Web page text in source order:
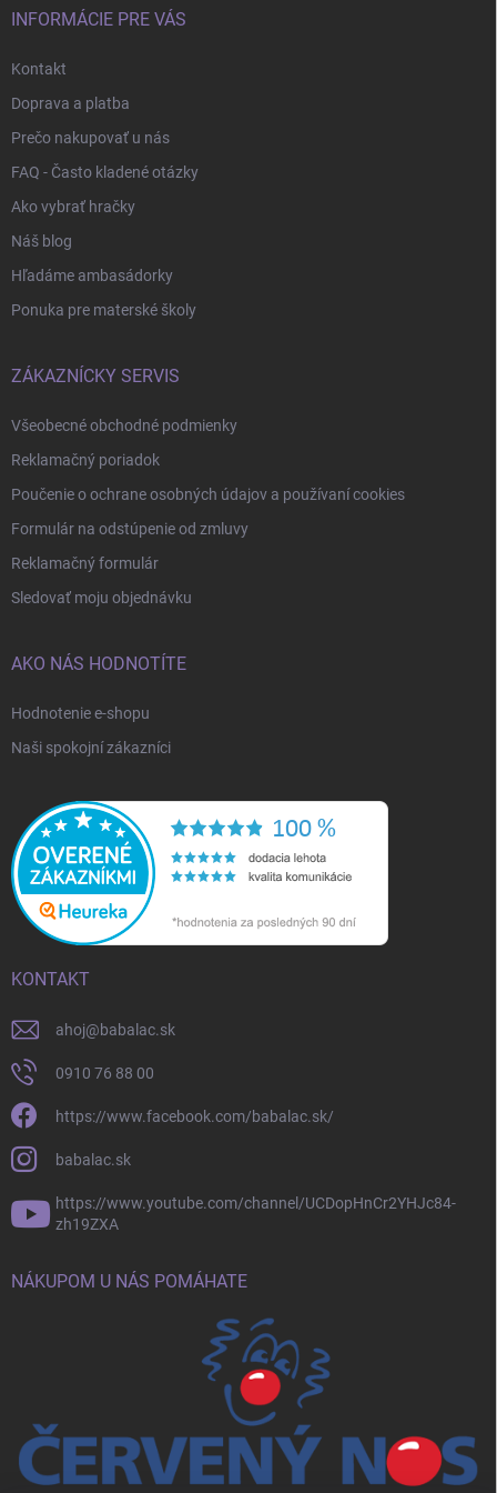
INFORMÁCIE PRE VÁS
Kontakt
Doprava a platba
Prečo nakupovať u nás
FAQ - Často kladené otázky
Ako vybrať hračky
Náš blog
Hľadáme ambasádorky
Ponuka pre materské školy
ZÁKAZNÍCKY SERVIS
Všeobecné obchodné podmienky
Reklamačný poriadok
Poučenie o ochrane osobných údajov a používaní cookies
Formulár na odstúpenie od zmluvy
Reklamačný formulár
Sledovať moju objednávku
AKO NÁS HODNOTÍTE
Hodnotenie e-shopu
Naši spokojní zákazníci
KONTAKT
ahoj@babalac.sk
0910 76 88 00
https://www.facebook.com/babalac.sk/
babalac.sk
https://www.youtube.com/channel/UCDopHnCr2YHJc84-
zh19ZXA
NÁKUPOM U NÁS POMÁHATE